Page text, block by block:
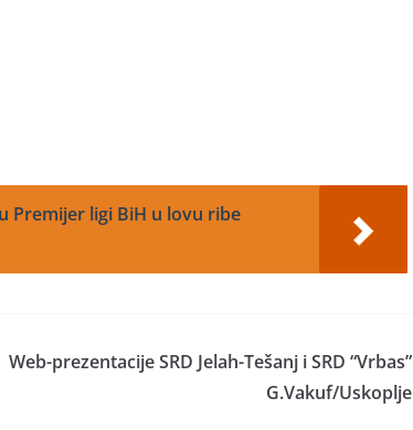
Premijer ligi BiH u lovu ribe
Web-prezentacije SRD Jelah-Tešanj i SRD “Vrbas”
G.Vakuf/Uskoplje